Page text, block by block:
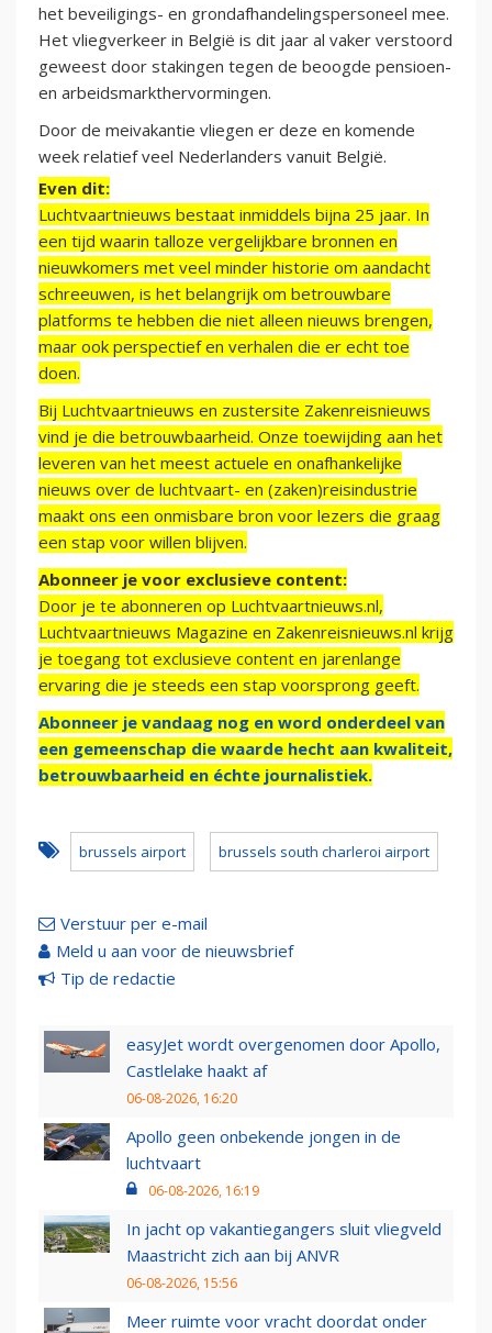
het beveiligings- en grondafhandelingspersoneel mee.
Het vliegverkeer in België is dit jaar al vaker verstoord
geweest door stakingen tegen de beoogde pensioen-
en arbeidsmarkthervormingen.
Door de meivakantie vliegen er deze en komende
week relatief veel Nederlanders vanuit België.
Even dit:
Luchtvaartnieuws bestaat inmiddels bijna 25 jaar. In
een tijd waarin talloze vergelijkbare bronnen en
nieuwkomers met veel minder historie om aandacht
schreeuwen, is het belangrijk om betrouwbare
platforms te hebben die niet alleen nieuws brengen,
maar ook perspectief en verhalen die er echt toe
doen.
Bij Luchtvaartnieuws en zustersite Zakenreisnieuws
vind je die betrouwbaarheid. Onze toewijding aan het
leveren van het meest actuele en onafhankelijke
nieuws over de luchtvaart- en (zaken)reisindustrie
maakt ons een onmisbare bron voor lezers die graag
een stap voor willen blijven.
Abonneer je voor exclusieve content:
Door je te abonneren op Luchtvaartnieuws.nl,
Luchtvaartnieuws Magazine en Zakenreisnieuws.nl krijg
je toegang tot exclusieve content en jarenlange
ervaring die je steeds een stap voorsprong geeft.
Abonneer je vandaag nog en word onderdeel van
een gemeenschap die waarde hecht aan kwaliteit,
betrouwbaarheid en échte journalistiek.
brussels airport brussels south charleroi airport
Verstuur per e-mail
Meld u aan voor de nieuwsbrief
Tip de redactie
easyJet wordt overgenomen door Apollo,
Castlelake haakt af
06-08-2026, 16:20
Apollo geen onbekende jongen in de
luchtvaart
06-08-2026, 16:19
In jacht op vakantiegangers sluit vliegveld
Maastricht zich aan bij ANVR
06-08-2026, 15:56
Meer ruimte voor vracht doordat onder